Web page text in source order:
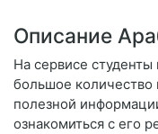
Описание
На сервисе студенты
большое количество
полезной
ознакомиться с его